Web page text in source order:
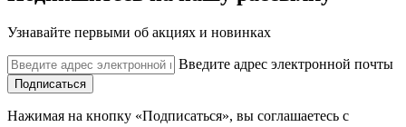
Узнавайте первыми об акциях и новинках
Введите адрес электронной почты
Подписаться
Нажимая на кнопку «Подписаться», вы соглашаетесь с